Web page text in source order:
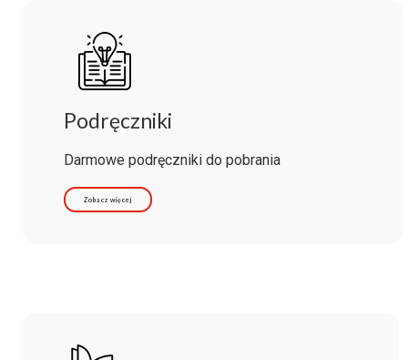
Podręczniki
Darmowe podręczniki do pobrania
Zobacz więcej